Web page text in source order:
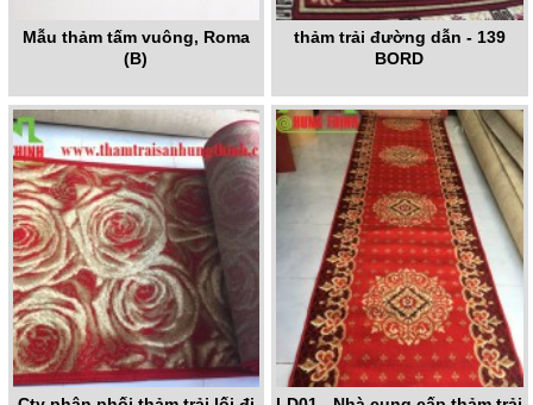
Mẫu thảm tấm vuông, Roma
(B)
thảm trải đường dẫn - 139
BORD